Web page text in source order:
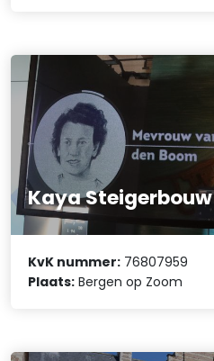
Kaya Steigerbouw
KvK nummer: 76807959
Plaats: Bergen op Zoom